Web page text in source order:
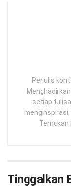
Penulis
setiap
Temukan
Tinggalkan